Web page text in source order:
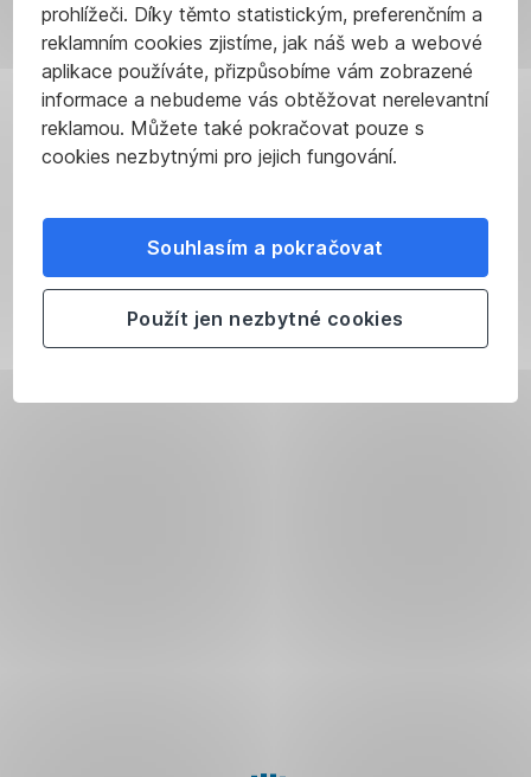
prohlížeči. Díky těmto statistickým, preferenčním a
reklamním cookies zjistíme, jak náš web a webové
aplikace používáte, přizpůsobíme vám zobrazené
informace a nebudeme vás obtěžovat nerelevantní
reklamou. Můžete také pokračovat pouze s
cookies nezbytnými pro jejich fungování.
Souhlasím a pokračovat
Použít jen nezbytné cookies